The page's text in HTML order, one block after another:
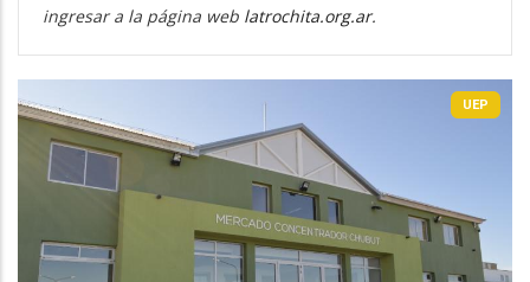
ingresar a la página web latrochita.org.ar.
UEP